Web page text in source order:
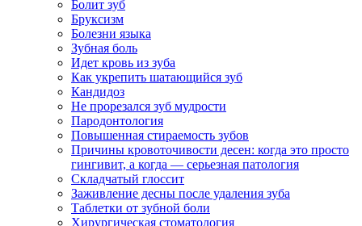
Болит зуб
Бруксизм
Болезни языка
Зубная боль
Идет кровь из зуба
Как укрепить шатающийся зуб
Кандидоз
Не прорезался зуб мудрости
Пародонтология
Повышенная стираемость зубов
Причины кровоточивости десен: когда это просто
гингивит, а когда — серьезная патология
Складчатый глоссит
Заживление десны после удаления зуба
Таблетки от зубной боли
Хирургическая стоматология